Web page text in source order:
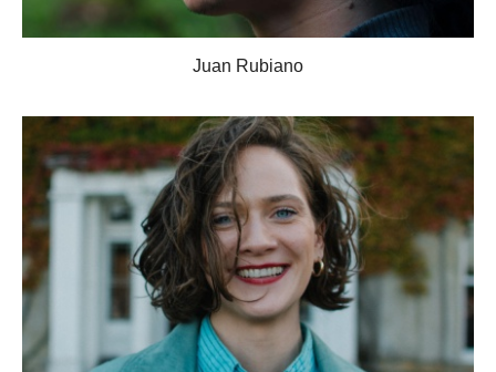
Juan Rubiano